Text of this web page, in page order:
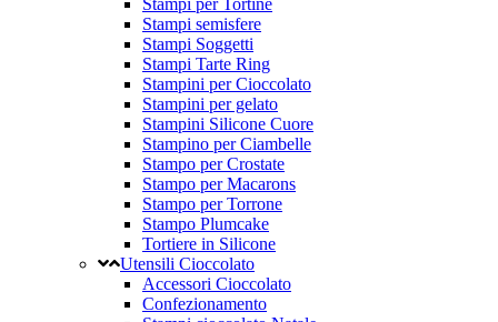
Stampi per Tortine
Stampi semisfere
Stampi Soggetti
Stampi Tarte Ring
Stampini per Cioccolato
Stampini per gelato
Stampini Silicone Cuore
Stampino per Ciambelle
Stampo per Crostate
Stampo per Macarons
Stampo per Torrone
Stampo Plumcake
Tortiere in Silicone
Utensili Cioccolato
Accessori Cioccolato
Confezionamento